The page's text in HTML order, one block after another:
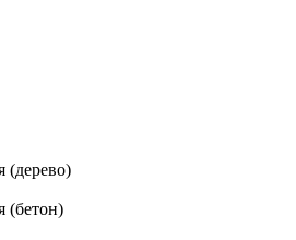
(дерево)
(бетон)